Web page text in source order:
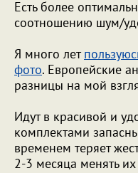
Есть более
соотношению шум/
Я много лет
фото. Европейские
разницы на мой
Идут в красивой и
комплектами
временем теряет
2-3 месяца менять